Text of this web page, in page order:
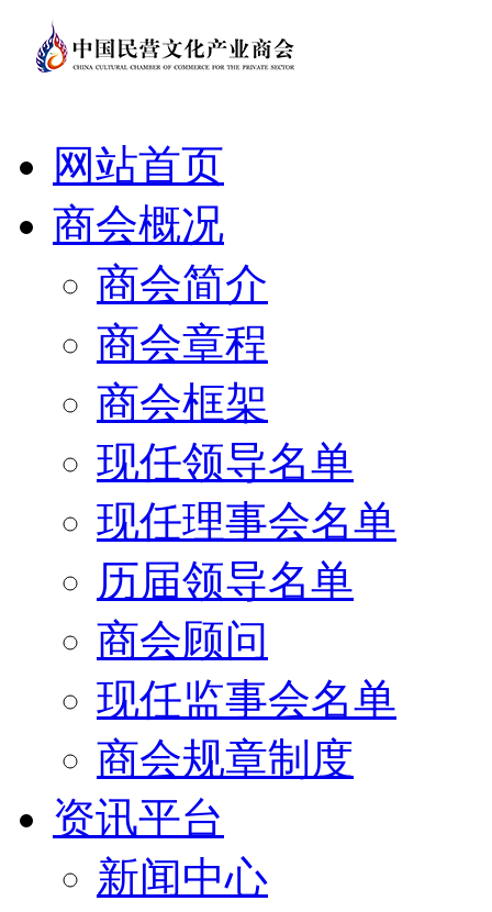
网站首页
商会概况
商会简介
商会章程
商会框架
现任领导名单
现任理事会名单
历届领导名单
商会顾问
现任监事会名单
商会规章制度
资讯平台
新闻中心